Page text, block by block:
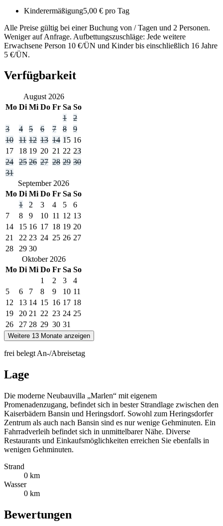
Kinderermäßigung5,00 € pro Tag
Alle Preise gültig bei einer Buchung von / Tagen und 2 Personen.
Weniger auf Anfrage. Aufbettungszuschläge: Jede weitere
Erwachsene Person 10 €/ÜN und Kinder bis einschließlich 16 Jahre
5 €/ÜN.
Verfügbarkeit
August 2026
Mo Di Mi Do Fr Sa So
1
2
3
4 5 6 7 8
9
10
11 12 13 14 15 16
17
18 19 20 21 22 23
24
25 26 27 28 29 30
31
September 2026
Mo Di Mi Do Fr Sa So
1
2 3 4 5
6
7
8 9 10 11 12 13
14
15 16 17 18 19 20
21
22 23 24 25 26 27
28
29 30
Oktober 2026
Mo Di Mi Do Fr Sa So
1
2 3
4
5
6 7 8 9 10 11
12
13 14 15 16 17 18
19
20 21 22 23 24 25
26
27 28 29 30 31
Weitere 13 Monate anzeigen
frei belegt An-/Abreisetag
Lage
Die moderne Neubauvilla „Marlen“ mit eigenem
Promenadenzugang, befindet sich in bester Strandlage zwischen den
Kaiserbädern Bansin und Heringsdorf. Sowohl zum Heringsdorfer
Zentrum als auch nach Bansin sind es nur wenige Gehminuten. Ein
Fahrradverleih befindet sich in unmittelbarer Nähe. Diverse
Restaurants und Einkaufsmöglichkeiten erreichen Sie ebenfalls in
wenigen Gehminuten.
Strand
0 km
Wasser
0 km
Bewertungen